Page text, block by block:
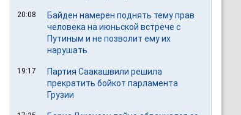
20:08
Байден намерен поднять тему прав
человека на июньской встрече с
Путиным и не позволит ему их
нарушать
19:17
Партия Саакашвили решила
прекратить бойкот парламента
Грузии